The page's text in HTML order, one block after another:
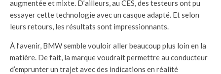
augmentée et mixte. D’ailleurs, au CES, des testeurs ont pu
essayer cette technologie avec un casque adapté. Et selon
leurs retours, les résultats sont impressionnants.
À l’avenir, BMW semble vouloir aller beaucoup plus loin en la
matière. De fait, la marque voudrait permettre au conducteur
d’emprunter un trajet avec des indications en réalité